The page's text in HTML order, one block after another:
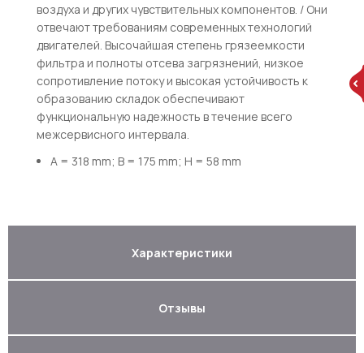
воздуха и других чувствительных компонентов. / Они
отвечают требованиям современных технологий
двигателей. Высочайшая степень грязеемкости
фильтра и полноты отсева загрязнений, низкое
сопротивление потоку и высокая устойчивость к
образованию складок обеспечивают
функциональную надежность в течение всего
межсервисного интервала.
A = 318 mm; B = 175 mm; H = 58 mm
Характеристики
Отзывы